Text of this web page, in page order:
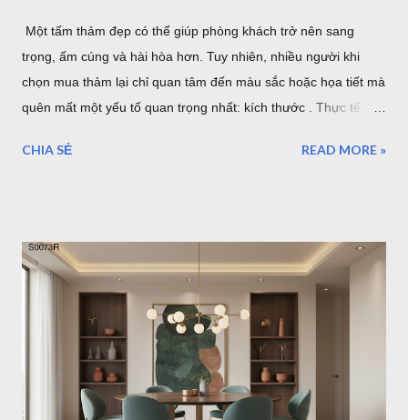
Một tấm thảm đẹp có thể giúp phòng khách trở nên sang
trọng, ấm cúng và hài hòa hơn. Tuy nhiên, nhiều người khi
chọn mua thảm lại chỉ quan tâm đến màu sắc hoặc họa tiết mà
quên mất một yếu tố quan trọng nhất: kích thước . Thực tế,
cân đối. Ngược lại, thảm quá lớn có thể làm không gian trở
phòng và phong cách nội thất, giúp bạn dễ dàng tìm được mẫu
thảm phù hợp nhất. Cách Chọn Kích Thước Thảm Phòng
Khách Chuẩn Theo Từng Loại Sofa (Kèm Bảng Kích Thước) Vì
sao kích thước thảm phòng khách lại quan trọng? Trong thiết
kế nội thất, thảm không chỉ có tác dụng trang trí mà còn đóng
vai trò kết nối toàn bộ khu vực tiếp khách. Một chiếc thảm có
kích thước phù hợp sẽ tạo cảm giác cân đối, giúp bộ sofa, bàn
CHIA SẺ READ MORE »